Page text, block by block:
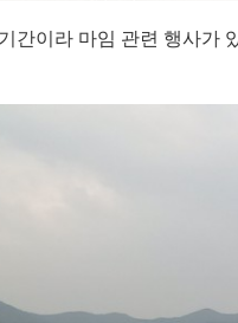
간이라 마임 관련 행사가